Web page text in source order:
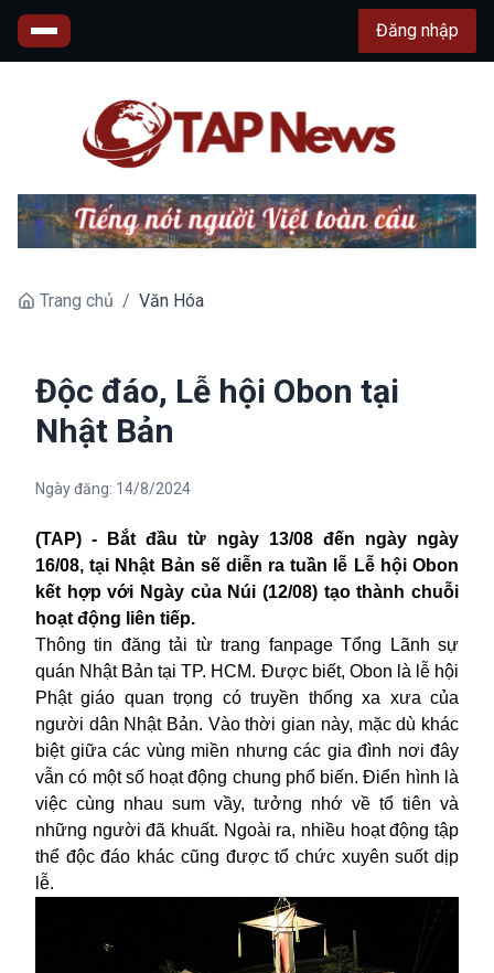
Đăng nhập
Trang chủ / Văn Hóa
Độc đáo, Lễ hội Obon tại
Nhật Bản
Ngày đăng: 14/8/2024
(TAP) - Bắt đầu từ ngày 13/08 đến ngày ngày
16/08, tại Nhật Bản sẽ diễn ra tuần lễ Lễ hội Obon
kết hợp với Ngày của Núi (12/08) tạo thành chuỗi
hoạt động liên tiếp.
Thông tin đăng tải từ trang fanpage Tổng Lãnh sự
quán Nhật Bản tại TP. HCM. Được biết, Obon là lễ hội
Phật giáo quan trọng có truyền thống xa xưa của
người dân Nhật Bản. Vào thời gian này, mặc dù khác
biệt giữa các vùng miền nhưng các gia đình nơi đây
vẫn có một số hoạt động chung phổ biến. Điển hình là
việc cùng nhau sum vầy, tưởng nhớ về tổ tiên và
những người đã khuất. Ngoài ra, nhiều hoạt động tập
thể độc đáo khác cũng được tổ chức xuyên suốt dịp
lễ.